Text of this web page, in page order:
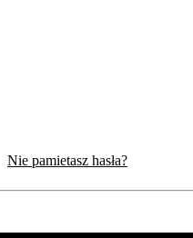
Nie pamietasz hasła?